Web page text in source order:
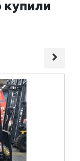
купили